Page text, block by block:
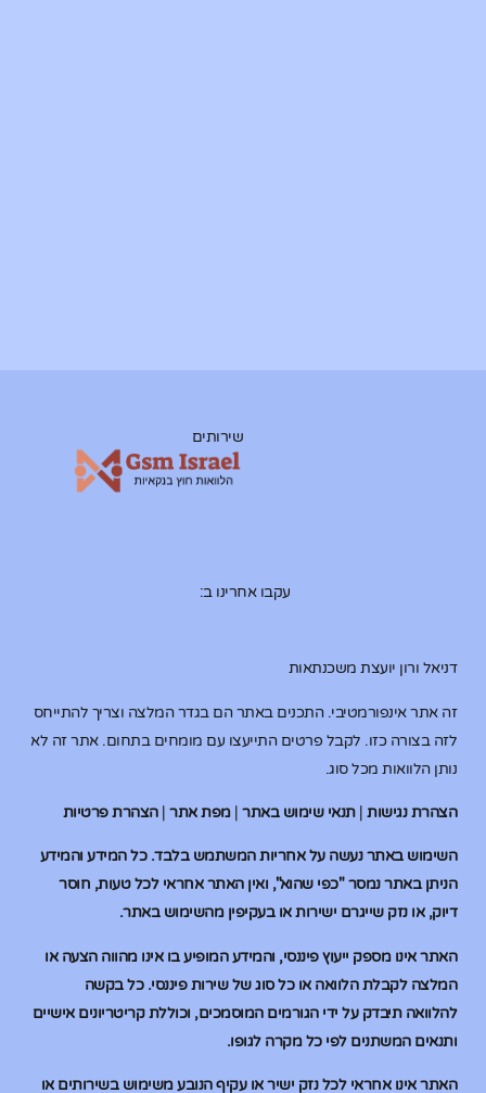
דניאל ורון יועצת משכנתאות
זה אתר אינפורמטיבי. התכנים באתר הם בגדר המלצה וצריך להתייחס
לזה בצורה כזו. לקבל פרטים התייעצו עם מומחים בתחום. אתר זה לא
נותן הלוואות מכל סוג.
הצהרת נגישות|תנאי שימוש באתר|מפת אתר|הצהרת פרטיות
השימוש באתר נעשה על אחריות המשתמש בלבד. כל המידע והמידע
הניתן באתר נמסר "כפי שהוא", ואין האתר אחראי לכל טעות, חוסר
דיוק, או נזק שייגרם ישירות או בעקיפין מהשימוש באתר.
האתר אינו מספק ייעוץ פיננסי, והמידע המופיע בו אינו מהווה הצעה או
המלצה לקבלת הלוואה או כל סוג של שירות פיננסי. כל בקשה
להלוואה תיבדק על ידי הגורמים המוסמכים, וכוללת קריטריונים אישיים
ותנאים המשתנים לפי כל מקרה לגופו.
האתר אינו אחראי לכל נזק ישיר או עקיף הנובע משימוש בשירותים או
שירותים
עקבו אחרינו ב: